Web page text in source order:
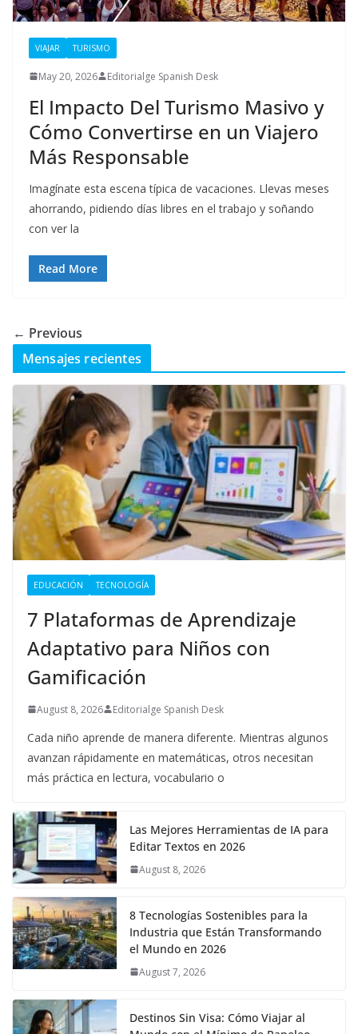
VIAJAR TURISMO
May 20, 2026 Editorialge Spanish Desk
El Impacto Del Turismo Masivo y
Cómo Convertirse en un Viajero
Más Responsable
Imagínate esta escena típica de vacaciones. Llevas meses
ahorrando, pidiendo días libres en el trabajo y soñando
con ver la
Read More
← Previous
Mensajes recientes
EDUCACIÓN TECNOLOGÍA
7 Plataformas de Aprendizaje
Adaptativo para Niños con
Gamificación
August 8, 2026 Editorialge Spanish Desk
Cada niño aprende de manera diferente. Mientras algunos
avanzan rápidamente en matemáticas, otros necesitan
más práctica en lectura, vocabulario o
Las Mejores Herramientas de IA para
Editar Textos en 2026
August 8, 2026
8 Tecnologías Sostenibles para la
Industria que Están Transformando
el Mundo en 2026
August 7, 2026
Destinos Sin Visa: Cómo Viajar al